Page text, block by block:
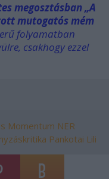
megosztásban „A
mutogatós mém
folyamatban
csakhogy ezzel
Momentum NER
Pankotai Lili